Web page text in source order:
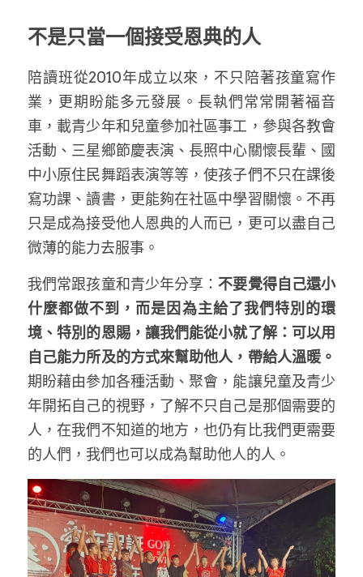
不是只當一個接受恩典的人
陪讀班從2010年成立以來，不只陪著孩童寫作
業，更期盼能多元發展。長執們常常開著福音
車，載青少年和兒童參加社區事工，參與各教會
活動、三星鄉節慶表演、長照中心關懷長輩、國
中小原住民舞蹈表演等等，使孩子們不只在課後
寫功課、讀書，更能夠在社區中學習關懷。不再
只是成為接受他人恩典的人而已，更可以盡自己
微薄的能力去服事。
我們常跟孩童和青少年分享： 不要覺得自己還小
什麼都做不到，而是因為主給了我們特別的環
境、特別的恩賜，讓我們能從小就了解：可以用
自己能力所及的方式來幫助他人，帶給人溫暖。
期盼藉由參加各種活動、聚會，能讓兒童及青少
年開拓自己的視野，了解不只自己是那個需要的
人，在我們不知道的地方，也仍有比我們更需要
的人們，我們也可以成為幫助他人的人。